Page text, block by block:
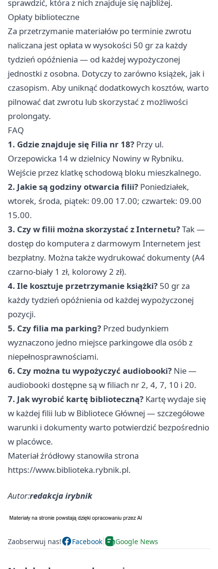
sprawdzić, która z nich znajduje się najbliżej.
Opłaty biblioteczne
Za przetrzymanie materiałów po terminie zwrotu
naliczana jest opłata w wysokości 50 gr za każdy
tydzień opóźnienia — od każdej wypożyczonej
jednostki z osobna. Dotyczy to zarówno książek, jak i
czasopism. Aby uniknąć dodatkowych kosztów, warto
pilnować dat zwrotu lub skorzystać z możliwości
prolongaty.
FAQ
1. Gdzie znajduje się Filia nr 18? Przy ul.
Orzepowicka 14 w dzielnicy Nowiny w Rybniku.
Wejście przez klatkę schodową bloku mieszkalnego.
2. Jakie są godziny otwarcia filii? Poniedziałek,
wtorek, środa, piątek: 09.00 17.00; czwartek: 09.00
15.00.
3. Czy w filii można skorzystać z Internetu?Tak —
dostęp do komputera z darmowym Internetem jest
bezpłatny. Można także wydrukować dokumenty (A4
czarno-biały 1 zł, kolorowy 2 zł).
4. Ile kosztuje przetrzymanie książki? 50 gr za
każdy tydzień opóźnienia od każdej wypożyczonej
pozycji.
5. Czy filia ma parking? Przed budynkiem
wyznaczono jedno miejsce parkingowe dla osób z
niepełnosprawnościami.
6. Czy można tu wypożyczyć audiobooki? Nie —
audiobooki dostępne są w filiach nr 2, 4, 7, 10 i 20.
7. Jak wyrobić kartę biblioteczną? Kartę wydaje się
w każdej filii lub w Bibliotece Głównej — szczegółowe
warunki i dokumenty warto potwierdzić bezpośrednio
w placówce.
Materiał źródłowy stanowiła strona
https://www.biblioteka.rybnik.pl.
Autor:redakcja irybnik
Zaobserwuj nas! Facebook Google News